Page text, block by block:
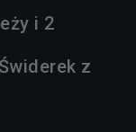
i 2
z